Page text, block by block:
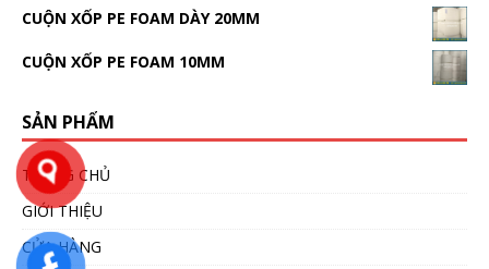
CUỘN XỐP PE FOAM DÀY 20MM
CUỘN XỐP PE FOAM 10MM
SẢN PHẨM
TRANG CHỦ
GIỚI THIỆU
CỬA HÀNG